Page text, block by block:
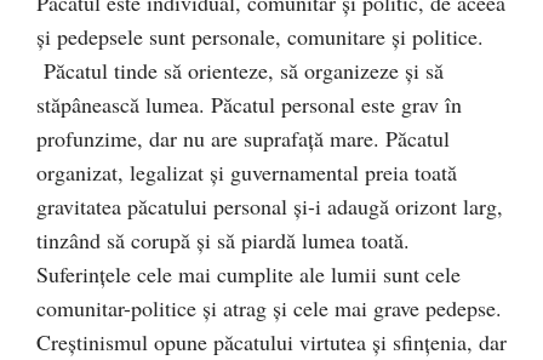
şi pedepsele sunt personale, comunitare şi politice.
Păcatul tinde să orienteze, să organizeze şi să
stăpânească lumea. Păcatul personal este grav în
profunzime, dar nu are suprafaţă mare. Păcatul
organizat, legalizat şi guvernamental preia toată
gravitatea păcatului personal şi-i adaugă orizont larg,
tinzând să corupă şi să piardă lumea toată.
Suferinţele cele mai cumplite ale lumii sunt cele
comunitar-politice şi atrag şi cele mai grave pedepse.
Creştinismul opune păcatului virtutea şi sfinţenia, dar